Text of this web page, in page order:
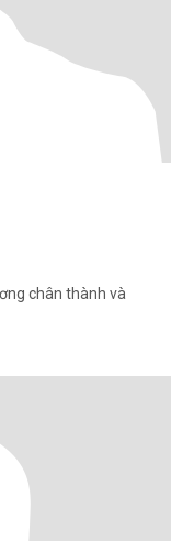
chân thành và